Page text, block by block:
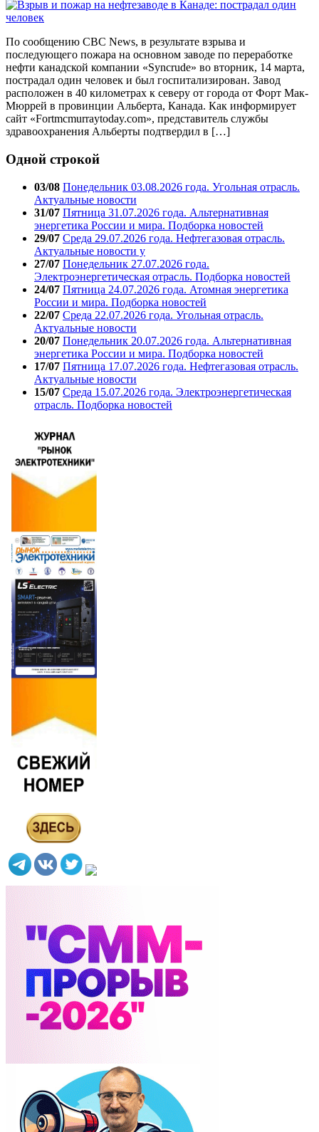
По сообщению CBC News, в результате взрыва и
последующего пожара на основном заводе по переработке
нефти канадской компании «Syncrude» во вторник, 14 марта,
пострадал один человек и был госпитализирован. Завод
расположен в 40 километрах к северу от города от Форт Мак-
Мюррей в провинции Альберта, Канада. Как информирует
сайт «Fortmcmurraytoday.com», представитель службы
здравоохранения Альберты подтвердил в […]
Одной строкой
03/08 Понедельник 03.08.2026 года. Угольная отрасль.
Актуальные новости
31/07 Пятница 31.07.2026 года. Альтернативная
энергетика России и мира. Подборка новостей
29/07 Среда 29.07.2026 года. Нефтегазовая отрасль.
Актуальные новости у
27/07 Понедельник 27.07.2026 года.
Электроэнергетическая отрасль. Подборка новостей
24/07 Пятница 24.07.2026 года. Атомная энергетика
России и мира. Подборка новостей
22/07 Среда 22.07.2026 года. Угольная отрасль.
Актуальные новости
20/07 Понедельник 20.07.2026 года. Альтернативная
энергетика России и мира. Подборка новостей
17/07 Пятница 17.07.2026 года. Нефтегазовая отрасль.
Актуальные новости
15/07 Среда 15.07.2026 года. Электроэнергетическая
отрасль. Подборка новостей